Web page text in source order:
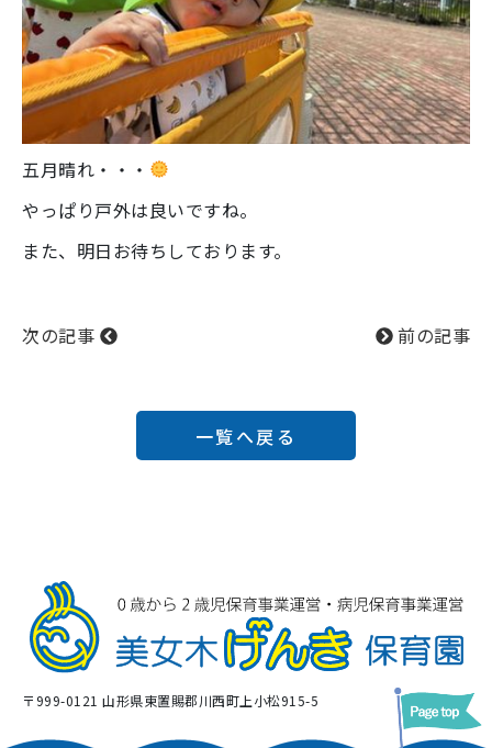
五月晴れ・・・
やっぱり戸外は良いですね。
また、明日お待ちしております。
次の記事 前の記事
一覧へ戻る
〒999-0121 山形県東置賜郡川西町上小松915-5